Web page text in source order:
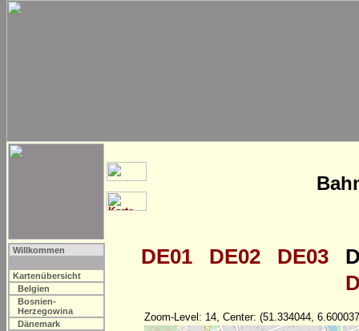
Willkommen
Kartenübersicht
Belgien
Bosnien-
Herzegowina
Dänemark
DE01 DE02 DE03
Zoom-Level: 14, Center: (51.334044,